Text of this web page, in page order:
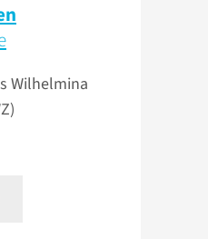
Wilhelmina